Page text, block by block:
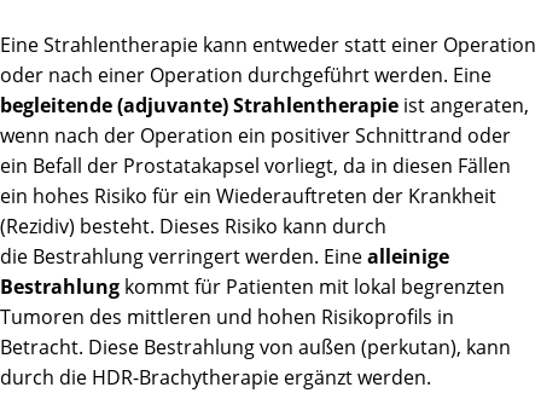
Eine Strahlentherapie kann entweder statt einer Operation
oder nach einer Operation durchgeführt werden. Eine
begleitende (adjuvante) Strahlentherapie ist angeraten,
wenn nach der Operation ein positiver Schnittrand oder
ein Befall der Prostatakapsel vorliegt, da in diesen Fällen
ein hohes Risiko für ein Wiederauftreten der Krankheit
(Rezidiv) besteht. Dieses Risiko kann durch
die Bestrahlung verringert werden. Einealleinige
Bestrahlung kommt für Patienten mit lokal begrenzten
Tumoren des mittleren und hohen Risikoprofils in
Betracht. Diese Bestrahlung von außen (perkutan), kann
durch die HDR-Brachytherapie ergänzt werden.